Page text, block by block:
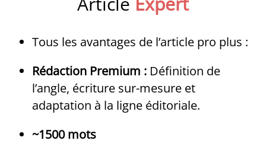
Tous les avantages de l’article pro plus :
Rédaction Premium : Définition de
l’angle, écriture sur-mesure et
adaptation à la ligne éditoriale.
~1500 mots